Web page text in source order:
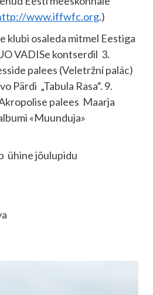
www.iffwfc.org.)
klubi osaleda mitmel Eestiga
VADISe kontserdil 3.
palees (Veletržní palác)
Pärdi „Tabula Rasa“. 9.
palees Maarja
«Muunduja»
ühine jõulupidu